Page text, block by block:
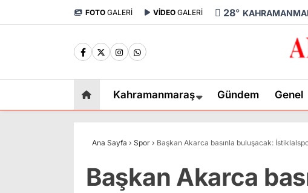
FOTO GALERİ VİDEO GALERİ 28°
Kahramanmaraş Gündem Genel
Ana Sayfa › Spor › Başkan Akarca basınla buluşacak:
Başkan Akarca